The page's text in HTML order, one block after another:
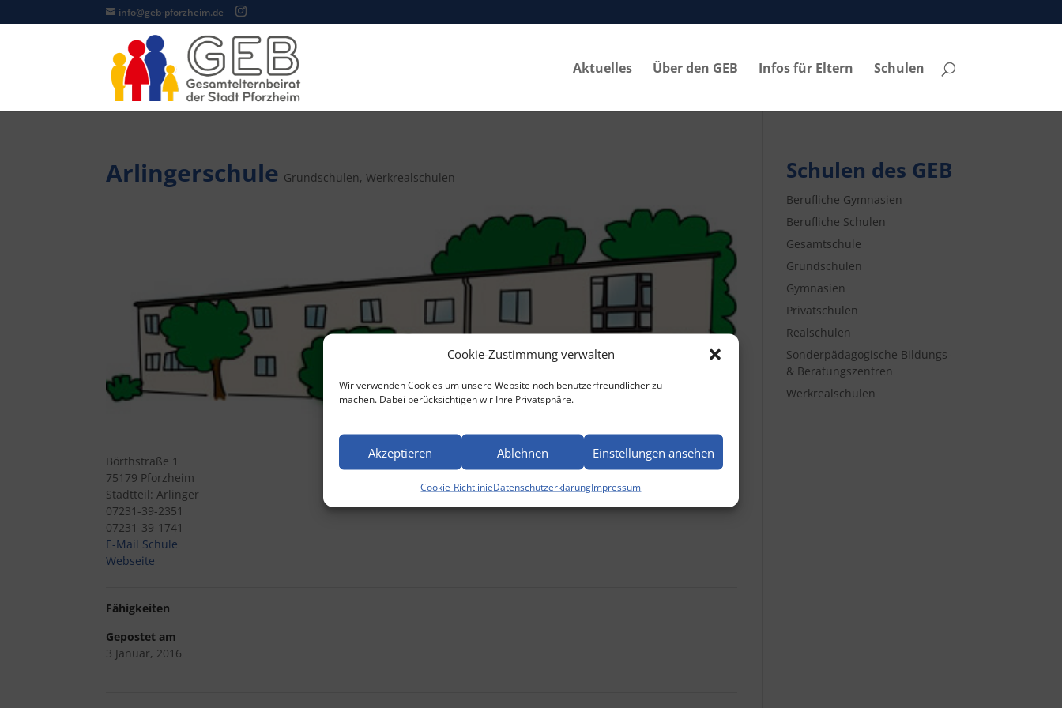
Cookie-Zustimmung verwalten
Wir verwenden Cookies um unsere Website noch benutzerfreundlicher zu
machen. Dabei berücksichtigen wir Ihre Privatsphäre.
Akzeptieren Ablehnen Einstellungen ansehen
Cookie-RichtlinieDatenschutzerklärungImpressum
info@geb-pforzheim.de
Aktuelles Über den GEB Infos für Eltern Schulen
Arlingerschule Grundschulen,Werkrealschulen
Börthstraße 1
75179 Pforzheim
Stadtteil: Arlinger
07231-39-2351
07231-39-1741
E-Mail Schule
Webseite
Fähigkeiten
Gepostet am
3 Januar, 2016
Schulen des GEB
Berufliche Gymnasien
Berufliche Schulen
Gesamtschule
Grundschulen
Gymnasien
Privatschulen
Realschulen
Sonderpädagogische Bildungs-
& Beratungszentren
Werkrealschulen